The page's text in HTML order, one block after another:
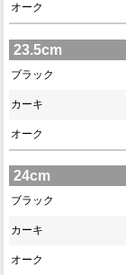
オーク
23.5cm
ブラック
カーキ
オーク
24cm
ブラック
カーキ
オーク